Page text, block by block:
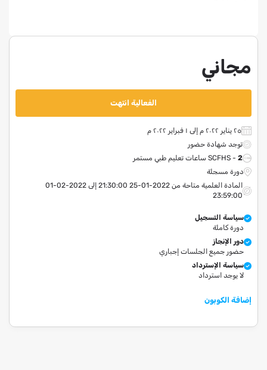
مجاني
الفعالية انتهت
٢٥ يناير ٢٠٢٢ م إلى ١ فبراير ٢٠٢٢ م
توجد شهادة حضور
SCFHS - 2
ساعات تعليم طبي مستمر
دورة مسجلة
المادة العلمية متاحة من 2022-01-25 21:30:00 إلى 2022-02-01
23:59:00
سياسة التسجيل
دورة كاملة
دور الإنجاز
حضور جميع الجلسات إجباري
سياسة الإسترداد
لا يوجد استرداد
إضافة الكوبون